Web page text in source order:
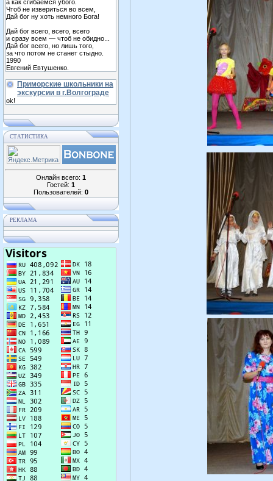
а как сгибаемся убого.
Чтоб не извериться во всем,
Дай бог ну хоть немного Бога!
Дай бог всего, всего, всего
и сразу всем — чтоб не обидно...
Дай бог всего, но лишь того,
за что потом не станет стыдно.
1990
Евгений Евтушенко.
Приморские школьники на
экскурсии в г.Волгограде
ok!
СТАТИСТИКА
Онлайн всего: 1
Гостей: 1
Пользователей: 0
РЕКЛАМА